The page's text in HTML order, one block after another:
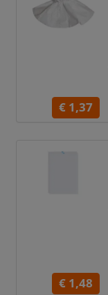
€ 1,37
€ 1,48